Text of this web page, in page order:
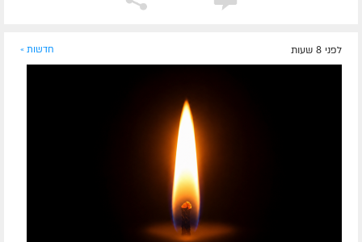
לפני 8 שעות חדשות »